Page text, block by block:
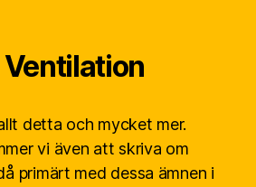
detta och mycket mer.
vi även att skriva om
primärt med dessa ämnen i